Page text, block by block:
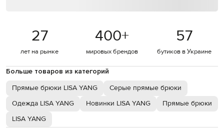
27
лет на рынке
400+
мировых брендов
57
бутиков в Украине
Больше товаров из категорий
Прямые брюки LISA YANG
Серые прямые брюки
Одежда LISA YANG
Новинки LISA YANG
Прямые брюки
LISA YANG